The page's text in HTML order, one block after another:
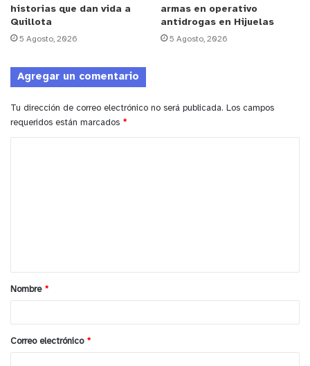
los productos de nuestros pequeños y grandes
agricultores”, dijo Margarita Osorio.
este mercado pertenecen a la red de agricultura
apoyado por Indap con el objetivo de vender
directamente sus productos, todos los viernes en
historias que dan vida a
Quillota
5 Agosto, 2026
armas en operativo
antidrogas en Hijuelas
5 Agosto, 2026
Agregar un comentario
Tu dirección de correo electrónico no será publicada. Los campos
requeridos están marcados *
a
r
*
Nombre *
Correo electrónico *